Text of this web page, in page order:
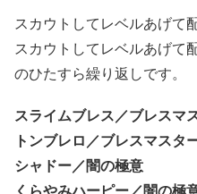
スカウトしてレベルあげて
スカウトしてレベルあげて
のひたすら繰り返しです。
スライムブレス／ブレスマ
トンブレロ／ブレスマスタ
シャドー／闇の極意
くらやみハーピー／闇の極